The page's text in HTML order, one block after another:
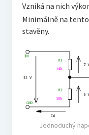
Vzniká na nich
Minimálně na
stavěny.
Jednoduchý